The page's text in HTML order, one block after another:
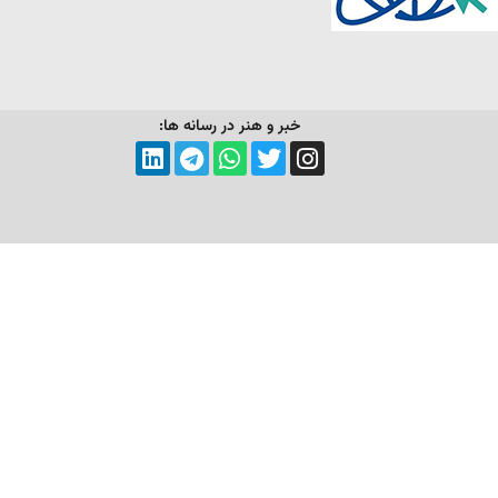
خبر و هنر در رسانه ها: